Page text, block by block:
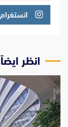
انستغرام
انظر ايضاً